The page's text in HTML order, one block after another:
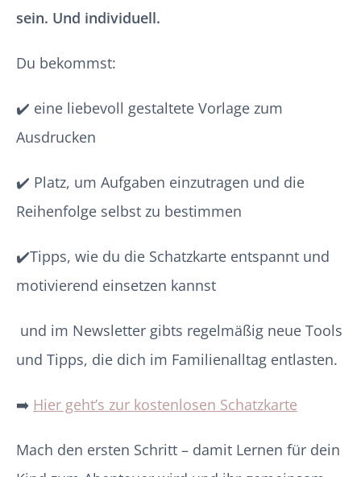
sein. Und individuell.
Du bekommst:
✔️ eine liebevoll gestaltete Vorlage zum
Ausdrucken
✔️ Platz, um Aufgaben einzutragen und die
Reihenfolge selbst zu bestimmen
✔️Tipps, wie du die Schatzkarte entspannt und
motivierend einsetzen kannst
und im Newsletter gibts regelmäßig neue Tools
und Tipps, die dich im Familienalltag entlasten.
➡️ Hier geht’s zur kostenlosen Schatzkarte
Mach den ersten Schritt – damit Lernen für dein